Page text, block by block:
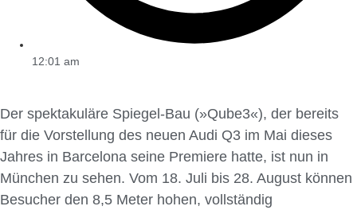
12:01 am
Der spektakuläre Spiegel-Bau (»Qube3«), der bereits
für die Vorstellung des neuen Audi Q3 im Mai dieses
Jahres in Barcelona seine Premiere hatte, ist nun in
München zu sehen. Vom 18. Juli bis 28. August können
Besucher den 8,5 Meter hohen, vollständig